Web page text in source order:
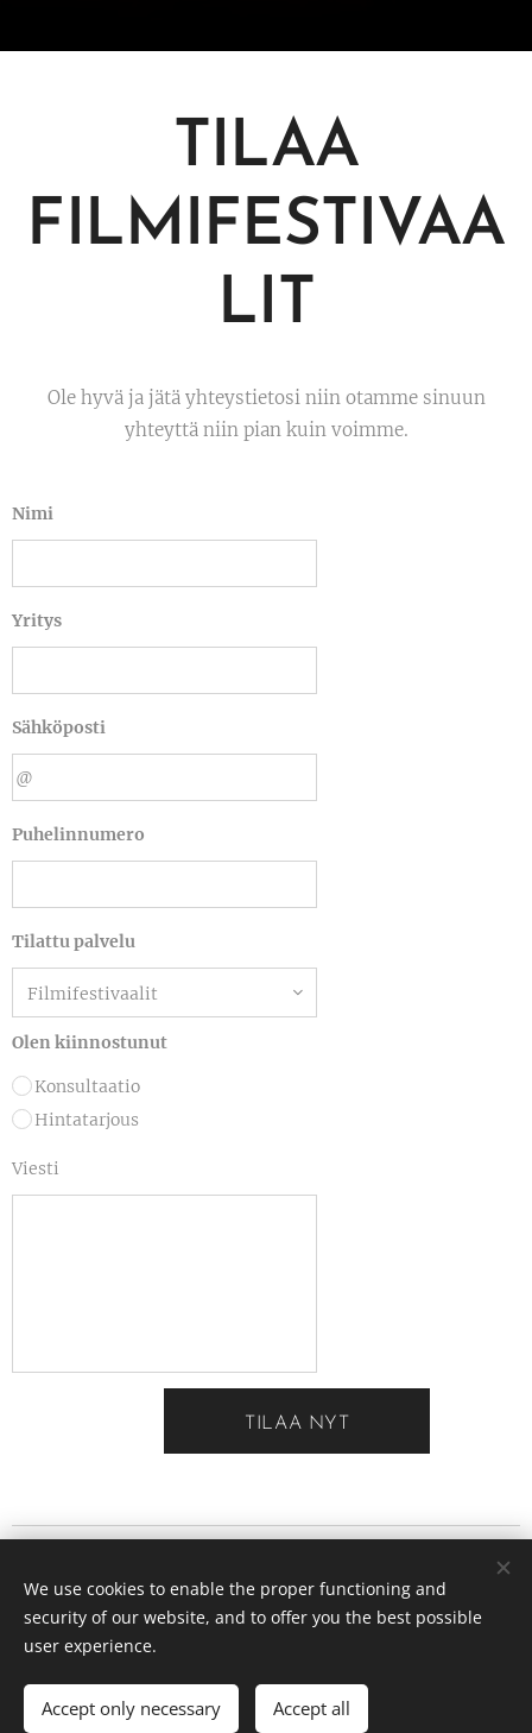
TILAA
FILMIFESTIVAA
LIT
Ole hyvä ja jätä yhteystietosi niin otamme sinuun
yhteyttä niin pian kuin voimme.
Nimi
Yritys
Sähköposti
Puhelinnumero
Tilattu palvelu
Olen kiinnostunut
Konsultaatio
Hintatarjous
Viesti
TILAA NYT
Suonojantie 200, 01860 PERTTULA
info@vauhtifarmi.fi
Languages
Suomi
English
We use cookies to enable the proper functioning and
security of our website, and to offer you the best possible
user experience.
Accept only necessary Accept all